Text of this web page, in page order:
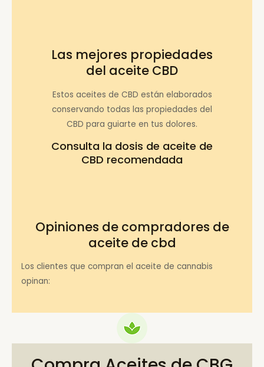
Las mejores propiedades
del aceite CBD
Estos aceites de CBD están elaborados
conservando todas las propiedades del
CBD para guiarte en tus dolores.
Consulta la dosis de aceite de
CBD recomendada
Opiniones de compradores de
aceite de cbd
Los clientes que compran el aceite de cannabis
opinan: